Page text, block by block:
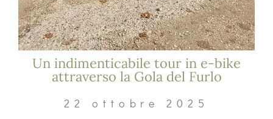
Un indimenticabile tour in e-bike
attraverso la Gola del Furlo
22 ottobre 2025